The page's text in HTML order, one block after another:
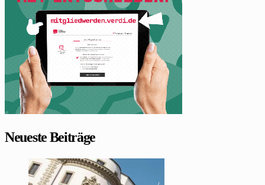
Neueste Beiträge